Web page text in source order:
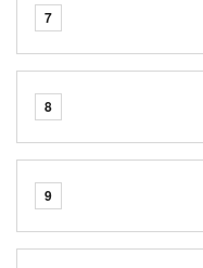
7
8
9